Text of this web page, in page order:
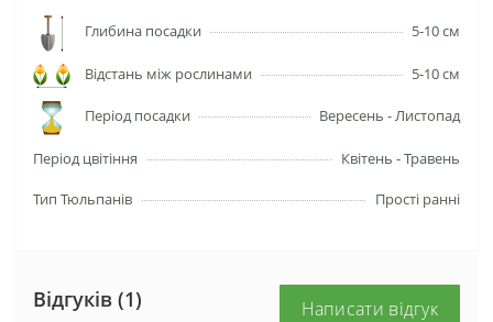
Глибина посадки 5-10 см
Відстань між рослинами 5-10 см
Період посадки Вересень - Листопад
Період цвітіння Квітень - Травень
Тип Тюльпанів Прості ранні
Відгуків (1) Написати відгук